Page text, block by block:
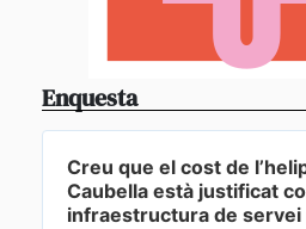
Enquesta
Creu que el cost de
Caubella està justificat
infraestructura de servei